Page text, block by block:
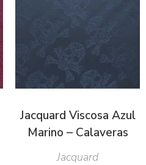
Jacquard Viscosa Azul
Marino – Calaveras
Jacquard